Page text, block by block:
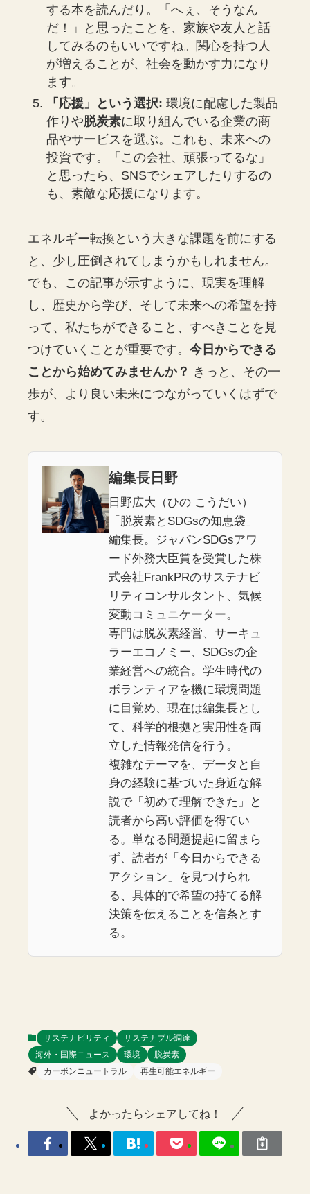
する本を読んだり。「へぇ、そうなん
だ！」と思ったことを、家族や友人と話
してみるのもいいですね。関心を持つ人
が増えることが、社会を動かす力になり
ます。
「応援」という選択: 環境に配慮した製品
作りや脱炭素に取り組んでいる企業の商
品やサービスを選ぶ。これも、未来への
投資です。「この会社、頑張ってるな」
と思ったら、SNSでシェアしたりするの
も、素敵な応援になります。
エネルギー転換という大きな課題を前にする
と、少し圧倒されてしまうかもしれません。
でも、この記事が示すように、現実を理解
し、歴史から学び、そして未来への希望を持
って、私たちができること、すべきことを見
つけていくことが重要です。今日からできる
ことから始めてみませんか？ きっと、その一
歩が、より良い未来につながっていくはずで
す。
編集長日野
日野広大（ひの こうだい）
「脱炭素とSDGsの知恵袋」
編集長。ジャパンSDGsアワ
ード外務大臣賞を受賞した株
式会社FrankPRのサステナビ
リティコンサルタント、気候
変動コミュニケーター。
専門は脱炭素経営、サーキュ
ラーエコノミー、SDGsの企
業経営への統合。学生時代の
ボランティアを機に環境問題
に目覚め、現在は編集長とし
て、科学的根拠と実用性を両
立した情報発信を行う。
複雑なテーマを、データと自
身の経験に基づいた身近な解
説で「初めて理解できた」と
読者から高い評価を得てい
る。単なる問題提起に留まら
ず、読者が「今日からできる
アクション」を見つけられ
る、具体的で希望の持てる解
決策を伝えることを信条とす
る。
サステナビリティ
サステナブル調達
海外・国際ニュース
環境
脱炭素
カーボンニュートラル
再生可能エネルギー
よかったらシェアしてね！